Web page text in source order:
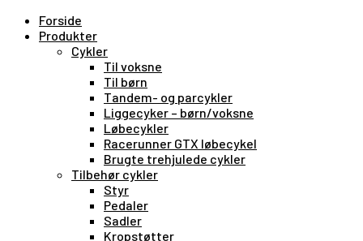
Forside
Produkter
Cykler
Til voksne
Til børn
Tandem- og parcykler
Liggecyker – børn/voksne
Løbecykler
Racerunner GTX løbecykel
Brugte trehjulede cykler
Tilbehør cykler
Styr
Pedaler
Sadler
Kropstøtter